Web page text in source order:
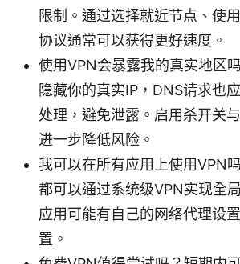
限制。通过选择就近节点、使
协议通常可以获得更好速度。
使用VPN会暴露我的真实地区
隐藏你的真实IP，DNS请求也
处理，避免泄露。启用杀开关
进一步降低风险。
我可以在所有应用上使用VPN
都可以通过系统级VPN实现全
应用可能有自己的网络代理设
置。